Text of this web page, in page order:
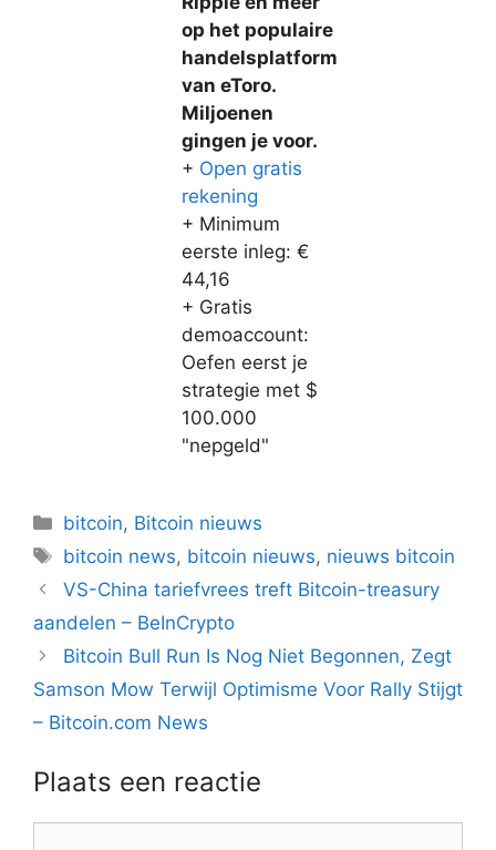
op het populaire
handelsplatform
van eToro.
Miljoenen
gingen je voor.
+ Open gratis
rekening
+ Minimum
eerste inleg: €
44,16
+ Gratis
demoaccount:
Oefen eerst je
strategie met $
100.000
"nepgeld"
Categorieën
bitcoin, Bitcoin nieuws
Tags
bitcoin news, bitcoin nieuws, nieuws bitcoin
Berichtnavigatie
VS-China tariefvrees treft Bitcoin-treasury
aandelen – BeInCrypto
Bitcoin Bull Run Is Nog Niet Begonnen, Zegt
Samson Mow Terwijl Optimisme Voor Rally Stijgt
– Bitcoin.com News
Plaats een reactie